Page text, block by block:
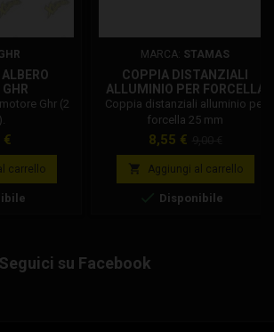
Ghr (2
€
carrello
MARCA: STAMAS
COPPIA DISTANZIALI
ALLUMINIO PER FORCELLA
25 MM
Coppia distanziali alluminio per
forcella 25 mm
Prezzo
8,55 €
base
 Aggiungi al carrello
 Disponibile
Seguici su Facebook